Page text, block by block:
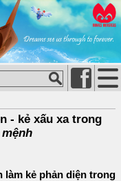
- kẻ xấu xa trong
làm kẻ phản diện trong